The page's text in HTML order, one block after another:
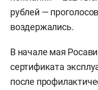
рублей —
воздержались.
В начале мая
сертификата
после